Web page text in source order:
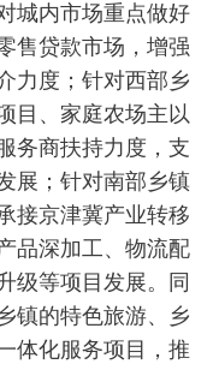
城内市场重点做好
售贷款市场，增强
力度；针对西部乡
目、家庭农场主以
务商扶持力度，支
展；针对南部乡镇
接京津冀产业转移
品深加工、物流配
级等项目发展。同
镇的特色旅游、乡
体化服务项目，推